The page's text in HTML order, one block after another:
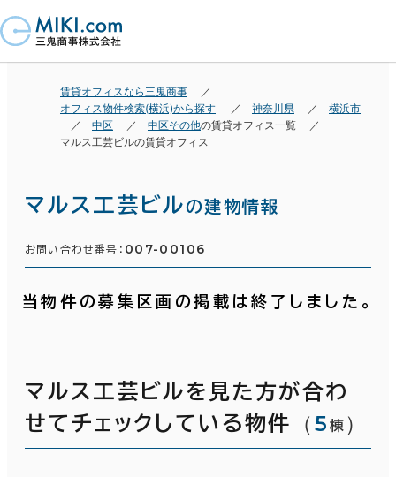
賃貸オフィスなら三鬼商事
オフィス物件検索(横浜)から探す
神奈川県
横浜市
中区
中区その他の賃貸オフィス一覧
マルス工芸ビルの賃貸オフィス
マルス工芸ビルの建物情報
お問い合わせ番号： 007-00106
当物件の募集区画の掲載は終了しました。
マルス工芸ビルを見た方が合わ
せてチェックしている物件
（5 棟 ）